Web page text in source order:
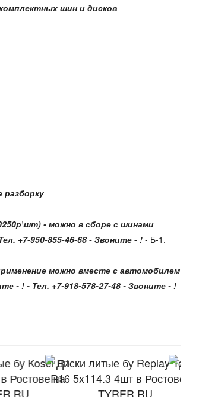
шин и дисков
- можно в сборе с шинами
+7-950-855-46-68 - Звоните - ! - Б-1.
можно вместе с автомобилем
- ! - Тел. +7-918-578-27-48 - Звоните - !